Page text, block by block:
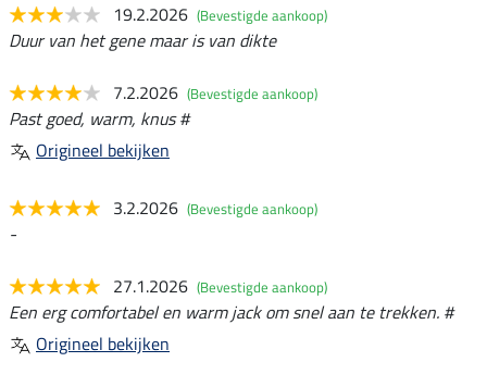
19.2.2026 (Bevestigde aankoop)
Duur van het gene maar is van dikte
7.2.2026 (Bevestigde aankoop)
Past goed, warm, knus #
Origineel bekijken
3.2.2026 (Bevestigde aankoop)
-
27.1.2026 (Bevestigde aankoop)
Een erg comfortabel en warm jack om snel aan te trekken. #
Origineel bekijken